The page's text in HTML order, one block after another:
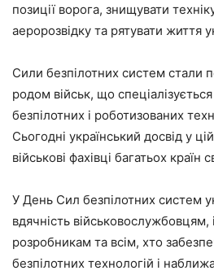
позиції ворога, знищувати
аеророзвідку та рятувати життя
Сили безпілотних систем стали
родом військ, що
безпілотних і роботизованих
Сьогодні український досвід у
військові фахівці багатьох країн
У День Сил безпілотних систем
вдячність
розробникам та всім, хто
безпілотних технологій і